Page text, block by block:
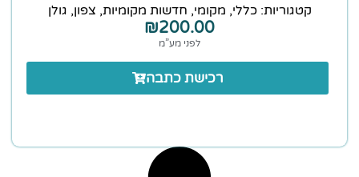
קטגוריות:כללי, מקומי, חדשות מקומיות, צפון, גולן
₪200.00
לפני מע”מ
רכישת כתבה